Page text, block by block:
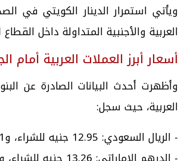
ويأتي استمرار الدينار الكويتي في
العربية والأجنبية المتداولة داخل
أسعار أبرز العملات العربية أمام
وأظهرت أحدث البيانات الصادرة عن
العربية، حيث سجل:
- الريال السعودي: 12.95 جنيه للشراء، و13.01 جنيه للبيع.